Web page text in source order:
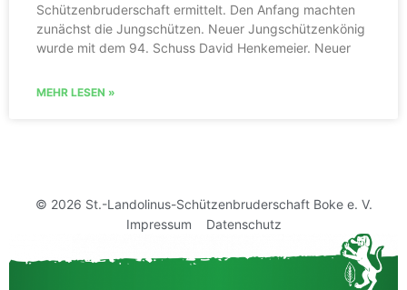
Schützenbruderschaft ermittelt. Den Anfang machten
zunächst die Jungschützen. Neuer Jungschützenkönig
wurde mit dem 94. Schuss David Henkemeier. Neuer
MEHR LESEN »
© 2026 St.-Landolinus-Schützenbruderschaft Boke e. V.
Impressum
Datenschutz